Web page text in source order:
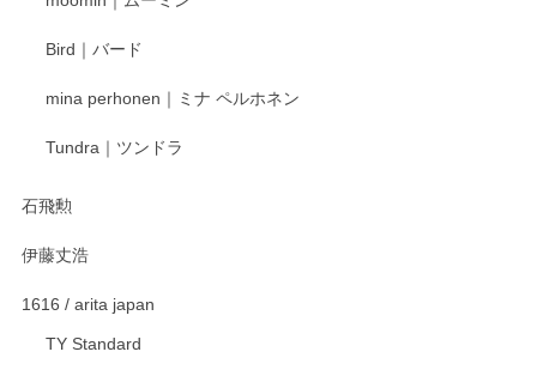
Bird｜バード
mina perhonen｜ミナ ペルホネン
Tundra｜ツンドラ
石飛勲
伊藤丈浩
1616 / arita japan
TY Standard